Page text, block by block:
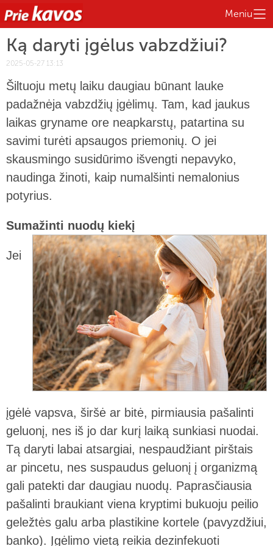
Meniu
Ką daryti įgėlus vabzdžiui?
2025-05-27 13:13
Šiltuoju metų laiku daugiau būnant lauke
padažnėja vabzdžių įgėlimų. Tam, kad jaukus
laikas gryname ore neapkarstų, patartina su
savimi turėti apsaugos priemonių. O jei
skausmingo susidūrimo išvengti nepavyko,
naudinga žinoti, kaip numalšinti nemalonius
potyrius.
Sumažinti nuodų kiekį
Jei
įgėlė vapsva, širšė ar bitė, pirmiausia pašalinti
geluonį, nes iš jo dar kurį laiką sunkiasi nuodai.
Tą daryti labai atsargiai, nespaudžiant pirštais
ar pincetu, nes suspaudus geluonį į organizmą
gali patekti dar daugiau nuodų. Paprasčiausia
pašalinti braukiant viena kryptimi bukuoju peilio
geležtės galu arba plastikine kortele (pavyzdžiui,
banko). Įgėlimo vietą reikia dezinfekuoti